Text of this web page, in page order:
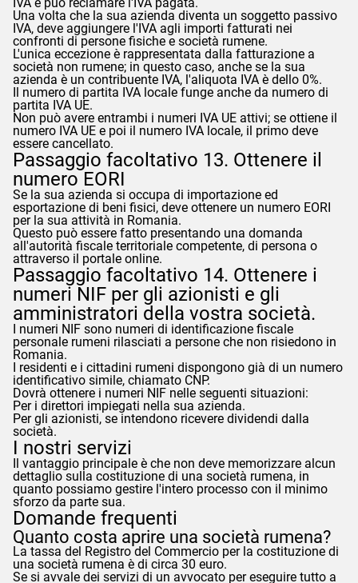
Una volta che la sua azienda diventa un soggetto passivo
IVA, deve aggiungere l'IVA agli importi fatturati nei
confronti di persone fisiche e società rumene.
L'unica eccezione è rappresentata dalla fatturazione a
società non rumene; in questo caso, anche se la sua
azienda è un contribuente IVA, l'aliquota IVA è dello 0%.
Il numero di partita IVA locale funge anche da numero di
partita IVA UE.
Non può avere entrambi i numeri IVA UE attivi; se ottiene il
numero IVA UE e poi il numero IVA locale, il primo deve
essere cancellato.
Passaggio facoltativo 13. Ottenere il
numero EORI
Se la sua azienda si occupa di importazione ed
esportazione di beni fisici, deve ottenere un numero EORI
per la sua attività in Romania.
Questo può essere fatto presentando una domanda
all'autorità fiscale territoriale competente, di persona o
attraverso il portale online.
Passaggio facoltativo 14. Ottenere i
numeri NIF per gli azionisti e gli
amministratori della vostra società.
I numeri NIF sono numeri di identificazione fiscale
personale rumeni rilasciati a persone che non risiedono in
Romania.
I residenti e i cittadini rumeni dispongono già di un numero
identificativo simile, chiamato CNP.
Dovrà ottenere i numeri NIF nelle seguenti situazioni:
Per i direttori impiegati nella sua azienda.
Per gli azionisti, se intendono ricevere dividendi dalla
società.
I nostri servizi
Il vantaggio principale è che non deve memorizzare alcun
dettaglio sulla costituzione di una società rumena, in
quanto possiamo gestire l'intero processo con il minimo
sforzo da parte sua.
Domande frequenti
Quanto costa aprire una società rumena?
La tassa del Registro del Commercio per la costituzione di
una società rumena è di circa 30 euro.
Se si avvale dei servizi di un avvocato per eseguire tutto a